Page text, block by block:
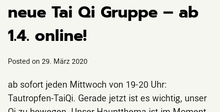
neue Tai Qi Gruppe – ab
1.4. online!
Posted on 29. März 2020
ab sofort jeden Mittwoch von 19-20 Uhr:
Tautropfen-TaiQi. Gerade jetzt ist es wichtig, unser